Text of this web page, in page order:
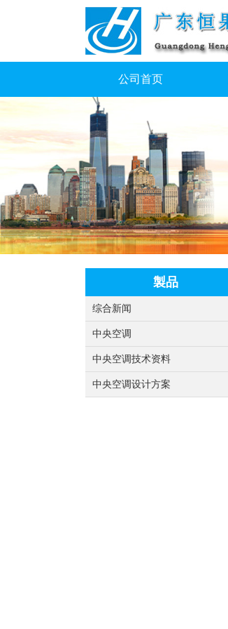
公司首页
製品
综合新闻
中央空调
中央空调技术资料
中央空调设计方案